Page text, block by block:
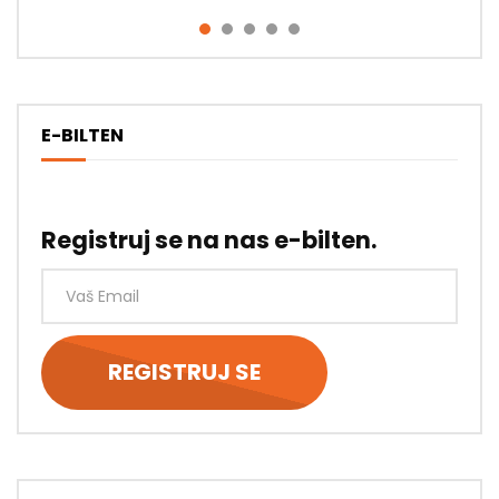
E-BILTEN
Registruj se na nas e-bilten.